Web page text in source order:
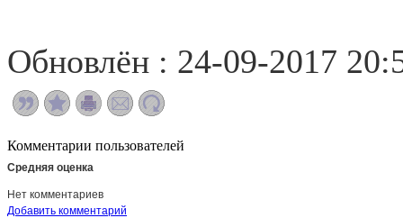
Обновлён : 24-09-2017
Комментарии пользователей
Средняя оценка
Нет комментариев
Добавить комментарий